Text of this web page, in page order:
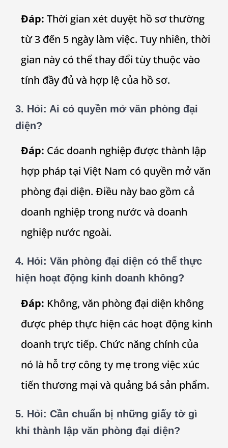
Đáp: Thời gian xét duyệt hồ sơ thường
từ 3 đến 5 ngày làm việc. Tuy nhiên, thời
gian này có thể thay đổi tùy thuộc vào
tính đầy đủ và hợp lệ của hồ sơ.
3. Hỏi: Ai có quyền mở văn phòng đại
diện?
Đáp: Các doanh nghiệp được thành lập
hợp pháp tại Việt Nam có quyền mở văn
phòng đại diện. Điều này bao gồm cả
doanh nghiệp trong nước và doanh
nghiệp nước ngoài.
4. Hỏi: Văn phòng đại diện có thể thực
hiện hoạt động kinh doanh không?
Đáp: Không, văn phòng đại diện không
được phép thực hiện các hoạt động kinh
doanh trực tiếp. Chức năng chính của
nó là hỗ trợ công ty mẹ trong việc xúc
tiến thương mại và quảng bá sản phẩm.
5. Hỏi: Cần chuẩn bị những giấy tờ gì
khi thành lập văn phòng đại diện?